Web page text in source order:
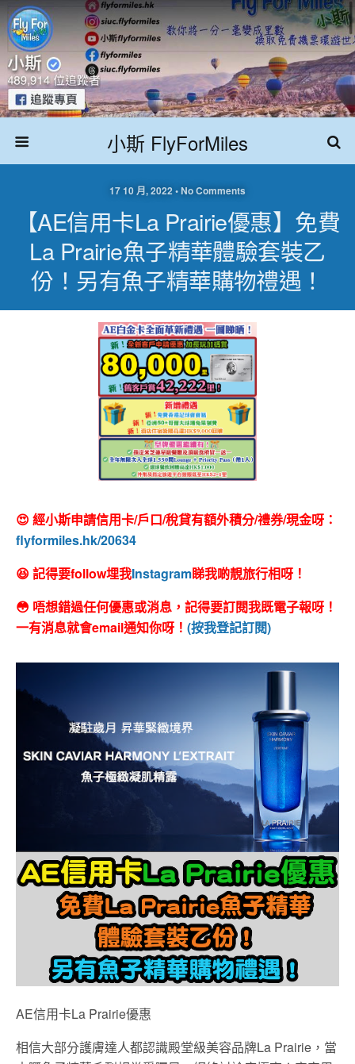
小斯 FlyForMiles
17 10 月, 2022 • No Comments
【AE信用卡La Prairie優惠】免費
La Prairie魚子精華體驗套裝乙
份！另有魚子精華購物禮遇！
😍 經小斯申請信用卡/戶口/稅貸有額外積分/禮券/現金呀：
flyformiles.hk/20634
😆 記得要follow埋我Instagram睇我啲靚旅行相呀！
😳 唔想錯過任何優惠或消息，記得要訂閱我既電子報呀！
一有消息就會email通知你呀！ (按我登記訂閱)
AE信用卡La Prairie優惠
相信大部分護膚達人都認識殿堂級美容品牌La Prairie，當